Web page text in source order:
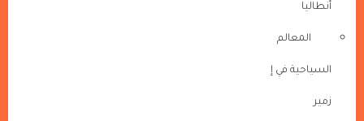
أنطاليا
المعالم
السياحية في إ
زمير